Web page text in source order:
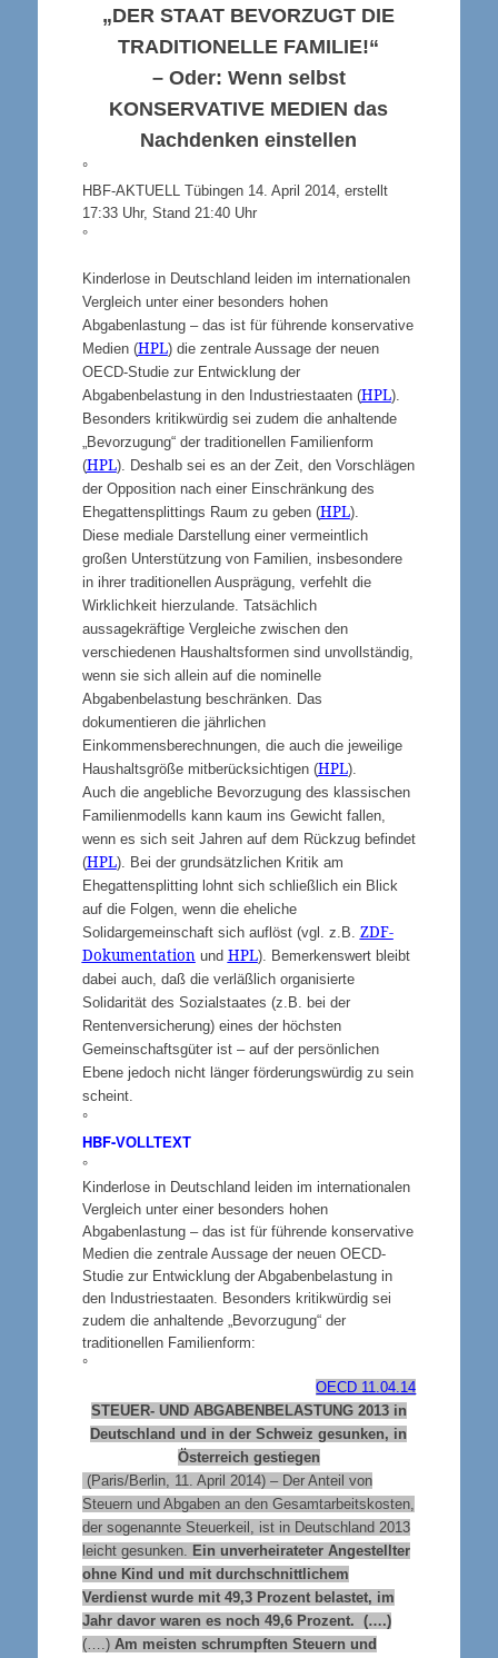
„DER STAAT BEVORZUGT DIE
TRADITIONELLE FAMILIE!“
– Oder: Wenn selbst
KONSERVATIVE MEDIEN das
Nachdenken einstellen
°
HBF-AKTUELL Tübingen 14. April 2014, erstellt
17:33 Uhr, Stand 21:40 Uhr
°
Kinderlose in Deutschland leiden im internationalen
Vergleich unter einer besonders hohen
Abgabenlastung – das ist für führende konservative
Medien (HPL) die zentrale Aussage der neuen
OECD-Studie zur Entwicklung der
Abgabenbelastung in den Industriestaaten (HPL).
Besonders kritikwürdig sei zudem die anhaltende
„Bevorzugung“ der traditionellen Familienform
(HPL). Deshalb sei es an der Zeit, den Vorschlägen
der Opposition nach einer Einschränkung des
Ehegattensplittings Raum zu geben (HPL).
Diese mediale Darstellung einer vermeintlich
großen Unterstützung von Familien, insbesondere
in ihrer traditionellen Ausprägung, verfehlt die
Wirklichkeit hierzulande. Tatsächlich
aussagekräftige Vergleiche zwischen den
verschiedenen Haushaltsformen sind unvollständig,
wenn sie sich allein auf die nominelle
Abgabenbelastung beschränken. Das
dokumentieren die jährlichen
Einkommensberechnungen, die auch die jeweilige
Haushaltsgröße mitberücksichtigen (HPL).
Auch die angebliche Bevorzugung des klassischen
Familienmodells kann kaum ins Gewicht fallen,
wenn es sich seit Jahren auf dem Rückzug befindet
(HPL). Bei der grundsätzlichen Kritik am
Ehegattensplitting lohnt sich schließlich ein Blick
auf die Folgen, wenn die eheliche
Solidargemeinschaft sich auflöst (vgl. z.B. ZDF-
Dokumentationund HPL). Bemerkenswert bleibt
dabei auch, daß die verläßlich organisierte
Solidarität des Sozialstaates (z.B. bei der
Rentenversicherung) eines der höchsten
Gemeinschaftsgüter ist – auf der persönlichen
Ebene jedoch nicht länger förderungswürdig zu sein
scheint.
°
HBF-VOLLTEXT
°
Kinderlose in Deutschland leiden im internationalen
Vergleich unter einer besonders hohen
Abgabenlastung – das ist für führende konservative
Medien die zentrale Aussage der neuen OECD-
Studie zur Entwicklung der Abgabenbelastung in
den Industriestaaten. Besonders kritikwürdig sei
zudem die anhaltende „Bevorzugung“ der
traditionellen Familienform:
°
OECD 11.04.14
STEUER- UND ABGABENBELASTUNG 2013 in
Deutschland und in der Schweiz gesunken, in
Österreich gestiegen
(Paris/Berlin, 11. April 2014) – Der Anteil von
Steuern und Abgaben an den Gesamtarbeitskosten,
der sogenannte Steuerkeil, ist in Deutschland 2013
leicht gesunken. Ein unverheirateter Angestellter
ohne Kind und mit durchschnittlichem
Verdienst wurde mit 49,3 Prozent belastet, im
Jahr davor waren es noch 49,6 Prozent. (….)
(….) Am meisten schrumpften Steuern und